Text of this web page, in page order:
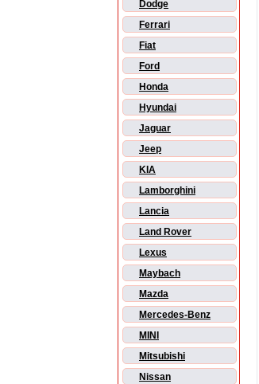
Dodge
Ferrari
Fiat
Ford
Honda
Hyundai
Jaguar
Jeep
KIA
Lamborghini
Lancia
Land Rover
Lexus
Maybach
Mazda
Mercedes-Benz
MINI
Mitsubishi
Nissan